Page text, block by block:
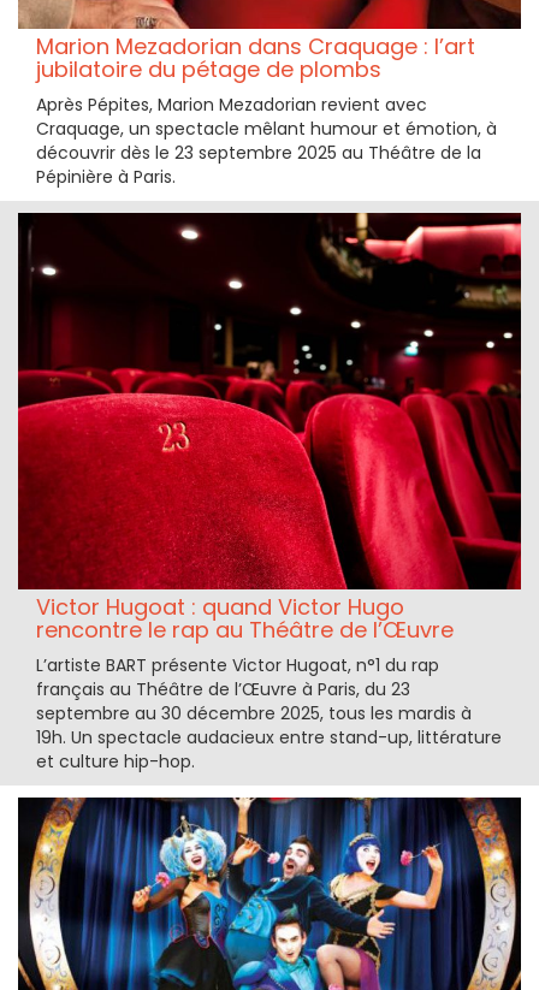
Marion Mezadorian dans Craquage : l’art
jubilatoire du pétage de plombs
Après Pépites, Marion Mezadorian revient avec
Craquage, un spectacle mêlant humour et émotion, à
découvrir dès le 23 septembre 2025 au Théâtre de la
Pépinière à Paris.
Victor Hugoat : quand Victor Hugo
rencontre le rap au Théâtre de l’Œuvre
L’artiste BART présente Victor Hugoat, n°1 du rap
français au Théâtre de l’Œuvre à Paris, du 23
septembre au 30 décembre 2025, tous les mardis à
19h. Un spectacle audacieux entre stand-up, littérature
et culture hip-hop.